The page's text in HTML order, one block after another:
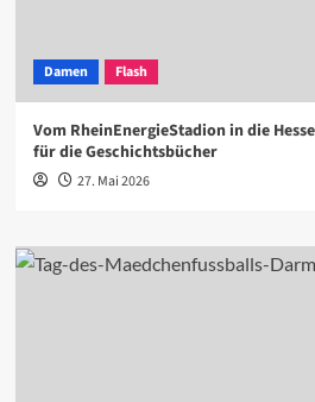
Damen Flash
Vom RheinEnergieStadion in die
für die Geschichtsbücher
27. Mai 2026